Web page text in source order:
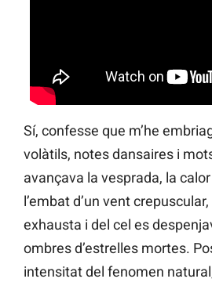
Sí, confesse que m’he
volàtils, notes dansaires i
avançava la vesprada, la
l’embat d’un vent
exhausta i del cel es
ombres d’estrelles mortes.
intensitat del fenomen